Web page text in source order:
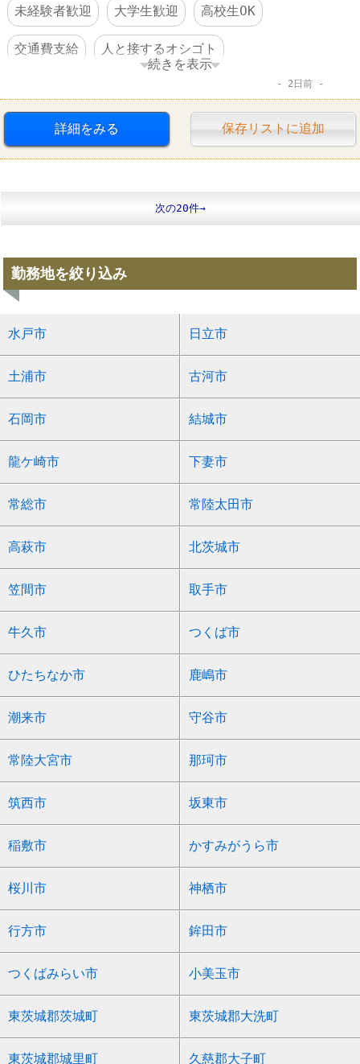
未経験者歓迎
大学生歓迎 高校生OK
交通費支給 人と接するオシゴト
続きを表示
2日前
詳細をみる 保存リストに追加
次の20件→
勤務地を絞り込み
水戸市 日立市
土浦市 古河市
石岡市 結城市
龍ケ崎市 下妻市
常総市 常陸太田市
高萩市 北茨城市
笠間市 取手市
牛久市 つくば市
ひたちなか市 鹿嶋市
潮来市 守谷市
常陸大宮市 那珂市
筑西市 坂東市
稲敷市 かすみがうら市
桜川市 神栖市
行方市 鉾田市
つくばみらい市 小美玉市
東茨城郡茨城町 東茨城郡大洗町
東茨城郡城里町 久慈郡大子町